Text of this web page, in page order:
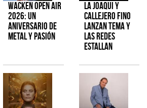
Wacken Open Air
2026: Un
aniversario de
metal y pasión
La Joaqui y
Callejero Fino
lanzan tema y
las redes
estallan